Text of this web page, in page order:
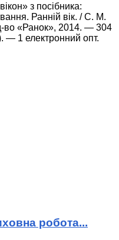
з посібника:
Ранній вік. / С. М.
«Ранок», 2014. — 304
— 1 електронний опт.
робота...